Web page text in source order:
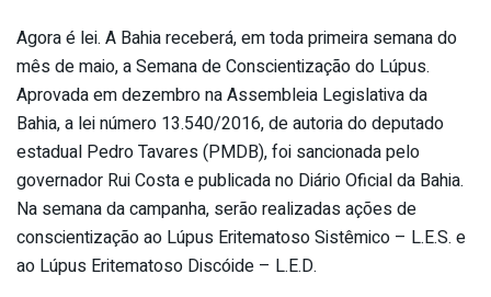
Agora é lei. A Bahia receberá, em toda primeira semana do
mês de maio, a Semana de Conscientização do Lúpus.
Aprovada em dezembro na Assembleia Legislativa da
Bahia, a lei número 13.540/2016, de autoria do deputado
estadual Pedro Tavares (PMDB), foi sancionada pelo
governador Rui Costa e publicada no Diário Oficial da Bahia.
Na semana da campanha, serão realizadas ações de
conscientização ao Lúpus Eritematoso Sistêmico – L.E.S. e
ao Lúpus Eritematoso Discóide – L.E.D.